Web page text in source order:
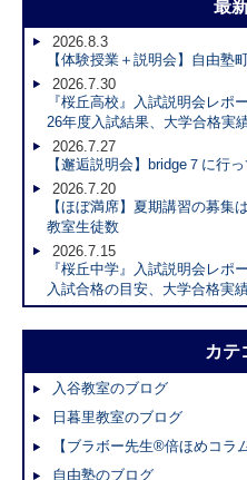
最
2026.8.3
【体験授業＋説明会】自由塾
2026.7.30
『桜丘高校』入試説明会レポ
26年度入試結果、大学合格実
2026.7.27
【邂逅説明会】bridge７に行
2026.7.20
【ほぼ満席】夏期講習の募集
教室生徒数
2026.7.15
『桜丘中学』入試説明会レポ
入試合格の目安、大学合格実
カテ
入谷教室のブログ
日暮里教室のブログ
【ブラボー先生®倍ほめコラム
自由塾のブログ